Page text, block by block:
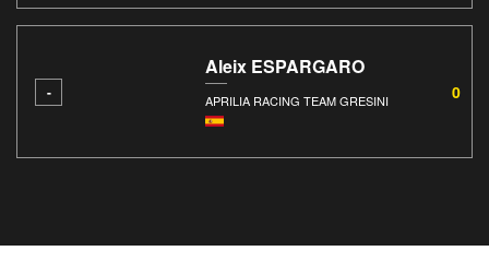
-
Aleix ESPARGARO
APRILIA RACING TEAM GRESINI 0